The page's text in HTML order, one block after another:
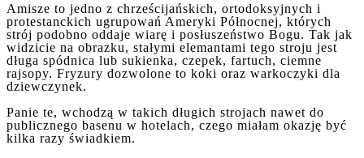
Amisze to jedno z chrześcijańskich, ortodoksyjnych i
protestanckich ugrupowań Ameryki Północnej, których
strój podobno oddaje wiarę i posłuszeństwo Bogu. Tak jak
widzicie na obrazku, stałymi elemantami tego stroju jest
długa spódnica lub sukienka, czepek, fartuch, ciemne
rajsopy. Fryzury dozwolone to koki oraz warkoczyki dla
dziewczynek.
Panie te, wchodzą w takich długich strojach nawet do
publicznego basenu w hotelach, czego miałam okazję być
kilka razy świadkiem.